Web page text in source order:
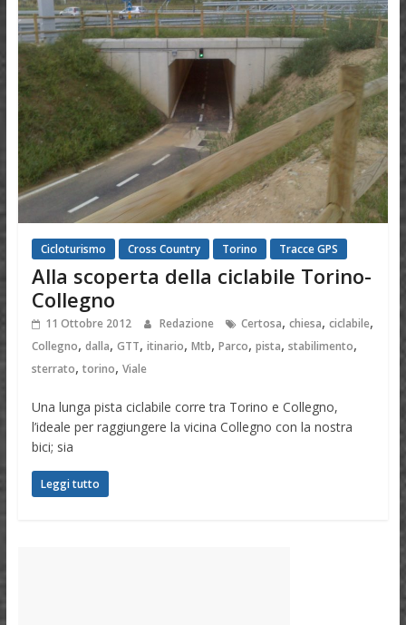
Cicloturismo Cross Country Torino Tracce GPS
Alla scoperta della ciclabile Torino-
Collegno
11 Ottobre 2012 Redazione Certosa, chiesa, ciclabile,
Collegno, dalla, GTT, itinario, Mtb, Parco, pista, stabilimento,
sterrato, torino, Viale
Una lunga pista ciclabile corre tra Torino e Collegno,
l’ideale per raggiungere la vicina Collegno con la nostra
bici; sia
Leggi tutto